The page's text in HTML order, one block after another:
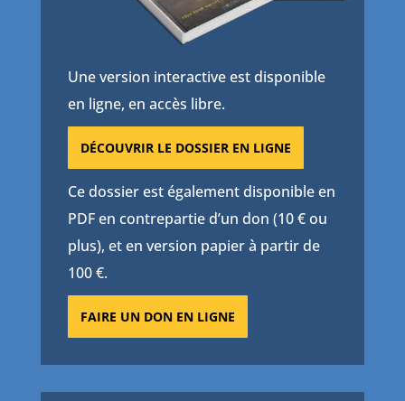
Une version interactive est disponible
en ligne, en accès libre.
DÉCOUVRIR LE DOSSIER EN LIGNE
Ce dossier est également disponible en
PDF en contrepartie d’un don (10 € ou
plus), et en version papier à partir de
100 €.
FAIRE UN DON EN LIGNE